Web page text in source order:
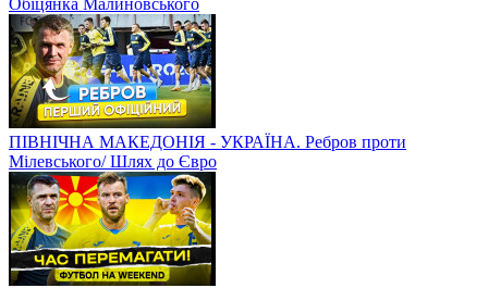
ПІВНІЧНА МАКЕДОНІЯ - УКРАЇНА. Ребров проти
Мілевського/ Шлях до Євро